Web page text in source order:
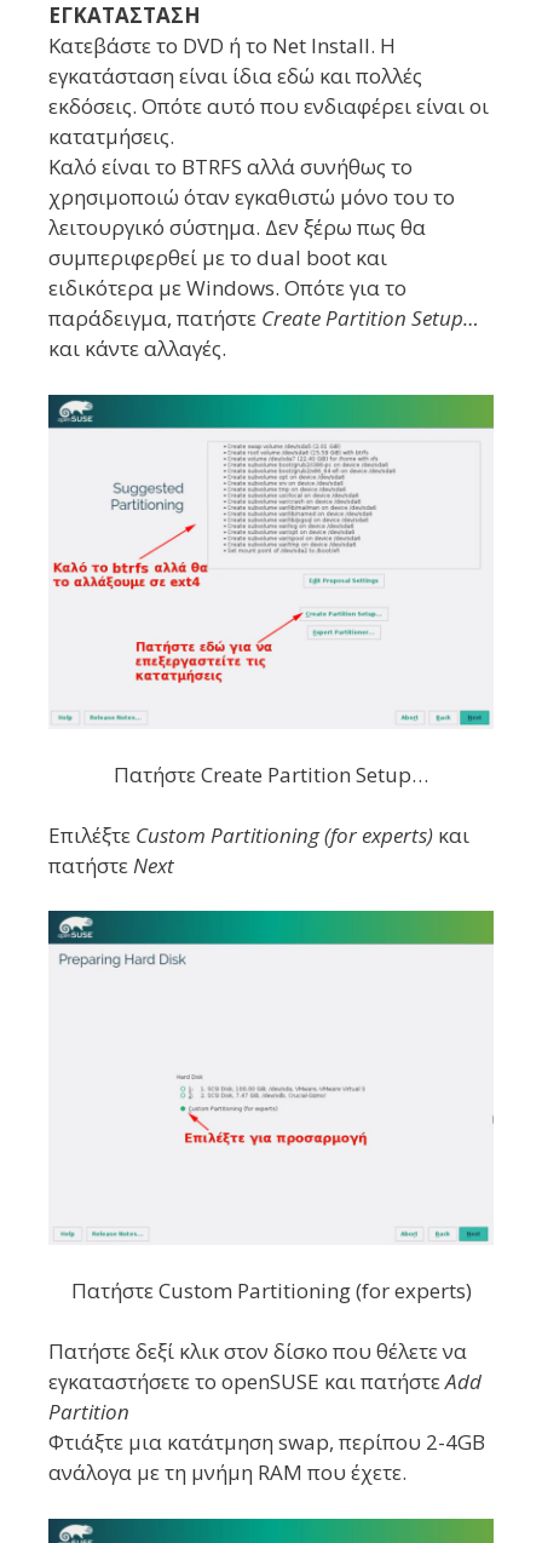
ΕΓΚΑΤΑΣΤΑΣΗ
Κατεβάστε το DVD ή το Net Install. Η
εγκατάσταση είναι ίδια εδώ και πολλές
εκδόσεις. Οπότε αυτό που ενδιαφέρει είναι οι
κατατμήσεις.
Καλό είναι το BTRFS αλλά συνήθως το
χρησιμοποιώ όταν εγκαθιστώ μόνο του το
λειτουργικό σύστημα. Δεν ξέρω πως θα
συμπεριφερθεί με το dual boot και
ειδικότερα με Windows. Οπότε για το
παράδειγμα, πατήστε Create Partition Setup…
και κάντε αλλαγές.
Πατήστε Create Partition Setup…
Επιλέξτε Custom Partitioning (for experts) και
πατήστεNext
Πατήστε Custom Partitioning (for experts)
Πατήστε δεξί κλικ στον δίσκο που θέλετε να
εγκαταστήσετε το openSUSE και πατήστεAdd
Partition
Φτιάξτε μια κατάτμηση swap, περίπου 2-4GB
ανάλογα με τη μνήμη RAM που έχετε.